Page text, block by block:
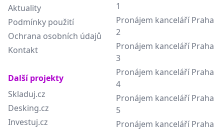
Aktuality
Podmínky použití
Ochrana osobních údajů
Kontakt
Další projekty
Skladuj.cz
Desking.cz
Investuj.cz
1
Pronájem kanceláří Praha
2
Pronájem kanceláří Praha
3
Pronájem kanceláří Praha
4
Pronájem kanceláří Praha
5
Pronájem kanceláří Praha